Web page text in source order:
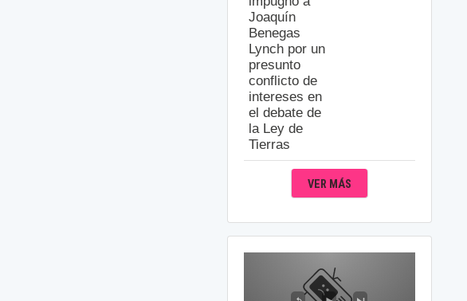
Joaquín
Benegas
Lynch por un
presunto
conflicto de
intereses en
el debate de
la Ley de
Tierras
VER MÁS